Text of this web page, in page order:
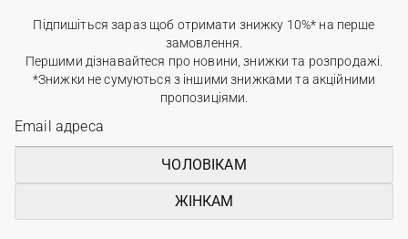
Підпишіться зараз щоб отримати знижку 10%* на перше
замовлення.
Першими дізнавайтеся про новини, знижки та розпродажі.
*Знижки не сумуються з іншими знижками та акційними
пропозиціями.
ЧОЛОВІКАМ
ЖІНКАМ